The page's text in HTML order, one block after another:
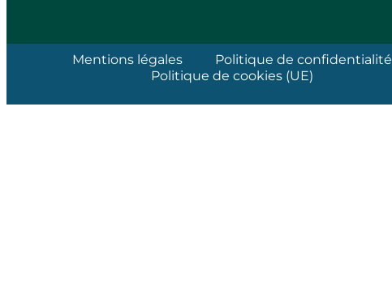
Mentions légales
Politique de confidentialité
Politique de cookies (UE)